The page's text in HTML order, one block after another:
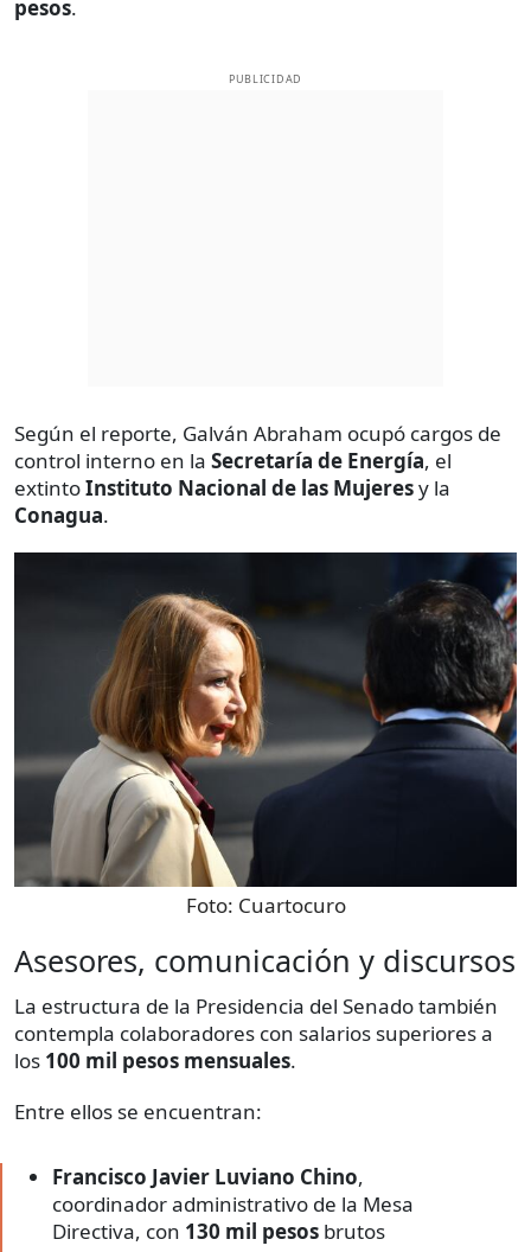
pesos.
PUBLICIDAD
Según el reporte, Galván Abraham ocupó cargos de
control interno en la Secretaría de Energía, el
extintoInstituto Nacional de las Mujeresy la
Conagua.
Foto: Cuartocuro
Asesores, comunicación y discursos
La estructura de la Presidencia del Senado también
contempla colaboradores con salarios superiores a
los 100 mil pesos mensuales.
Entre ellos se encuentran:
Francisco Javier Luviano Chino,
coordinador administrativo de la Mesa
Directiva, con 130 mil pesos brutos